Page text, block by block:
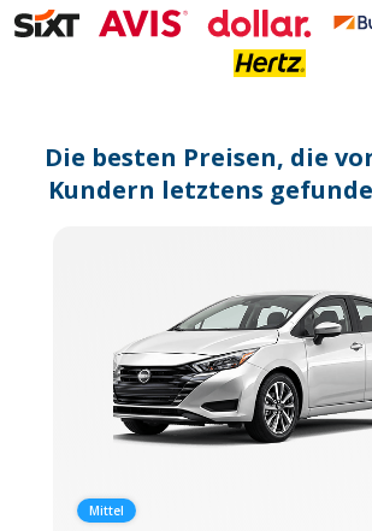
get
the
dates.
Die besten Preisen, die
Kundern letztens
Mittel